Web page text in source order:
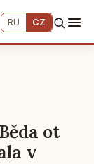
RU CZ
ot
v